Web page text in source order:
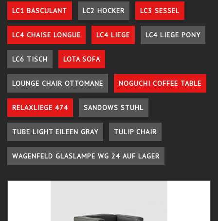
LC1 BASCULANT LC2 HOCKER LC3 SESSEL
LC4 CHAISE LONGUE LC4 LIEGE LC4 LIEGE PONY
LC6 TISCH LOTA SOFA
LOUNGE CHAIR OTTOMANE NOGUCHI COFFEE TABLE
RELAXLIEGE 474 SANDOWS STUHL
TUBE LIGHT EILEEN GRAY TULIP CHAIR
WAGENFELD GLASLAMPE WG 24 AUF LAGER